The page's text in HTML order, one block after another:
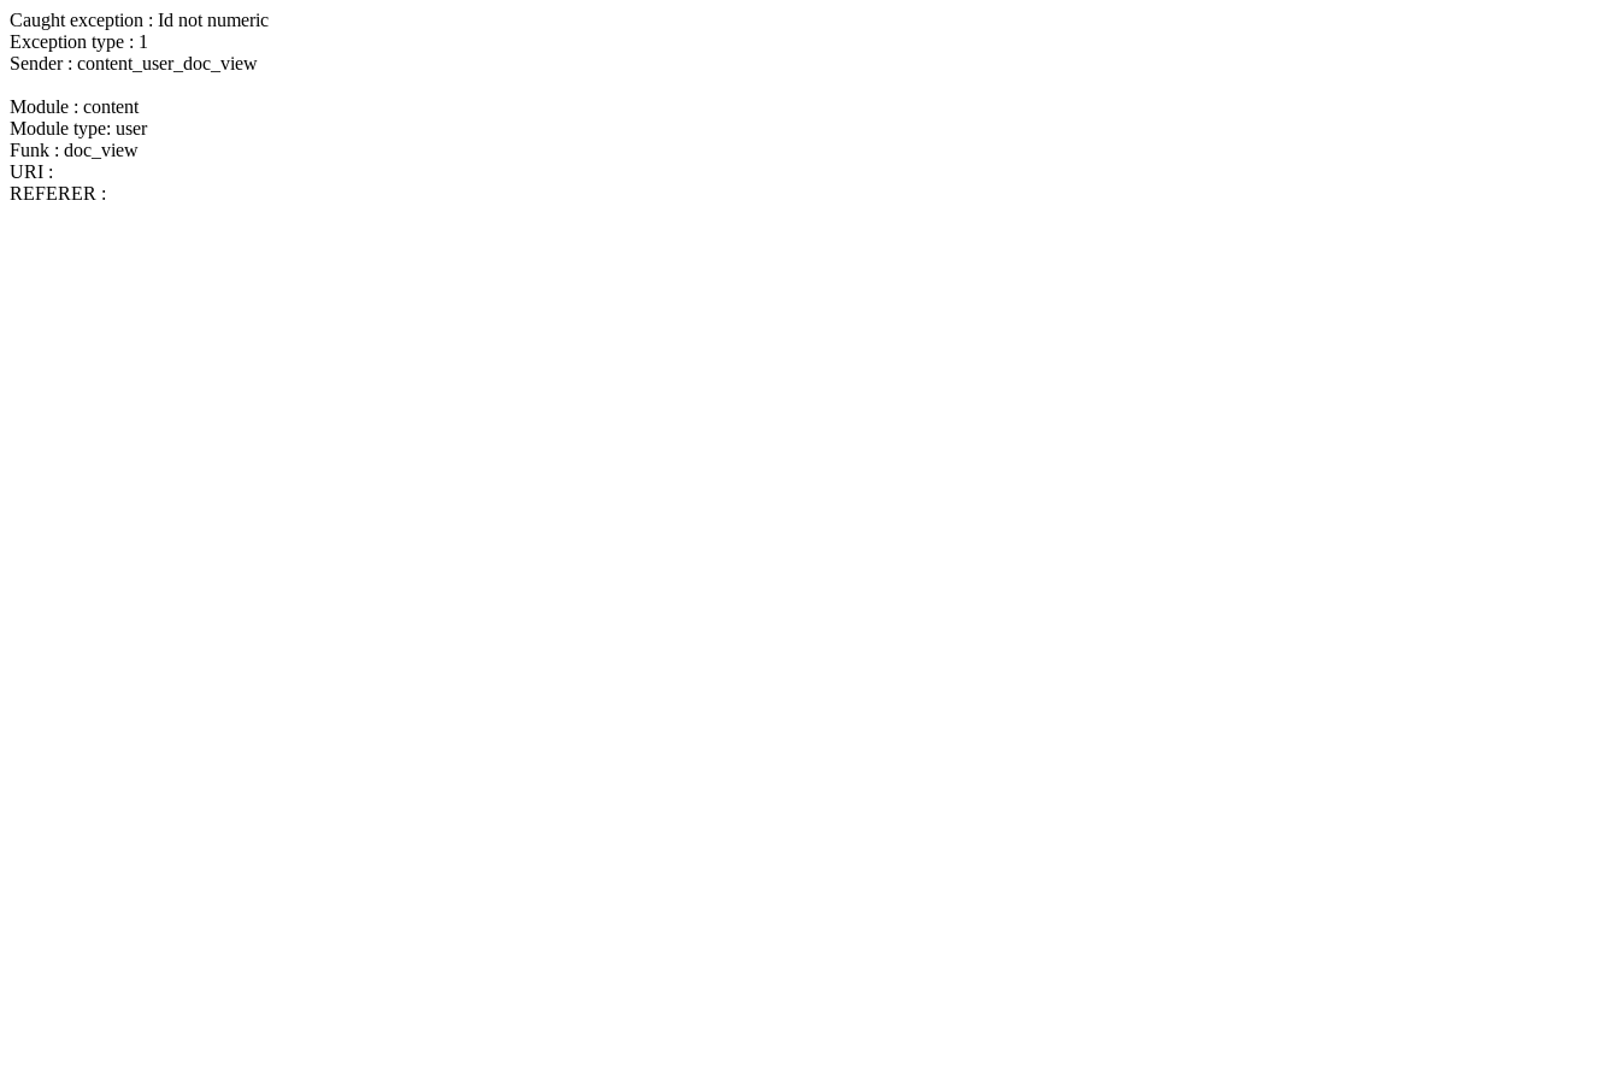
Caught exception : Id not numeric
Exception type : 1
Sender : content_user_doc_view
Module : content
Module type: user
Funk : doc_view
URI :
REFERER :